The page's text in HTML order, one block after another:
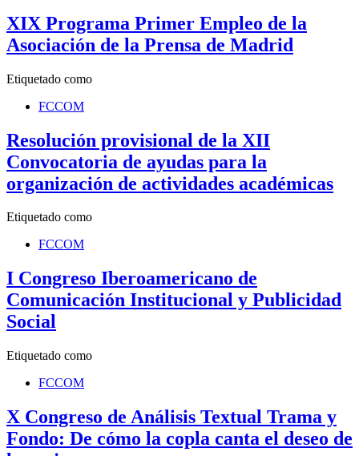
XIX Programa Primer Empleo de la
Asociación de la Prensa de Madrid
Etiquetado como
FCCOM
Resolución provisional de la XII
Convocatoria de ayudas para la
organización de actividades académicas
Etiquetado como
FCCOM
I Congreso Iberoamericano de
Comunicación Institucional y Publicidad
Social
Etiquetado como
FCCOM
X Congreso de Análisis Textual Trama y
Fondo: De cómo la copla canta el deseo de